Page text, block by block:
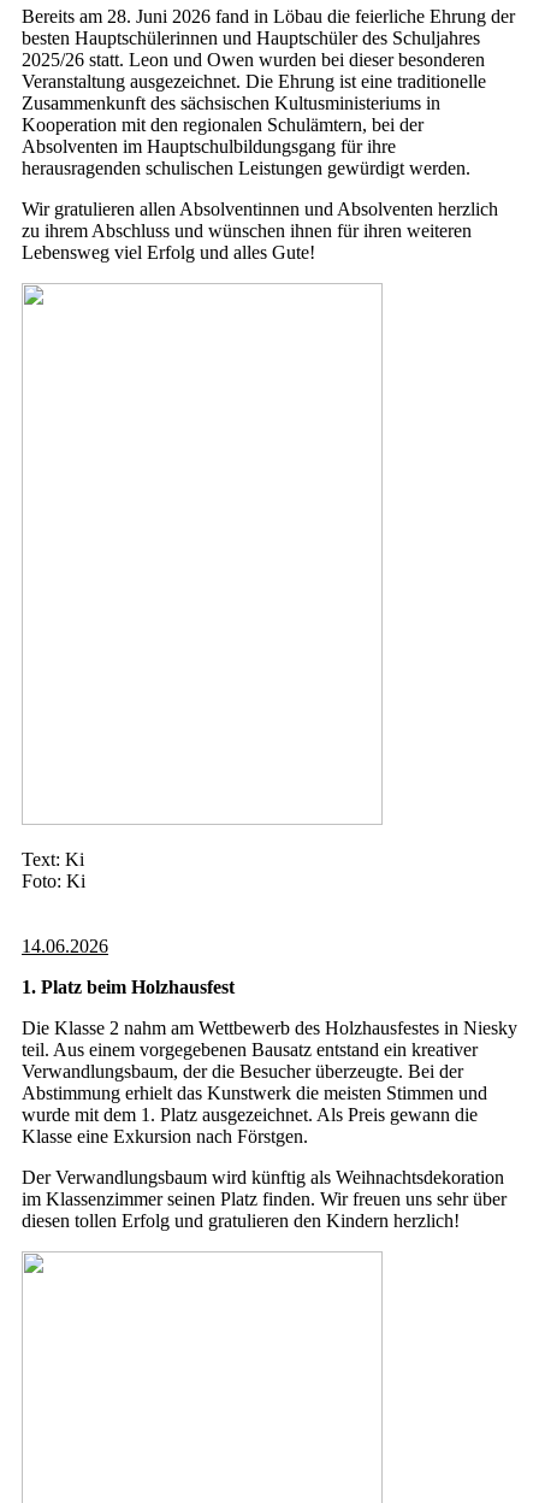
Bereits am 28. Juni 2026 fand in Löbau die feierliche Ehrung der
besten Hauptschülerinnen und Hauptschüler des Schuljahres
2025/26 statt. Leon und Owen wurden bei dieser besonderen
Veranstaltung ausgezeichnet. Die Ehrung ist eine traditionelle
Zusammenkunft des sächsischen Kultusministeriums in
Kooperation mit den regionalen Schulämtern, bei der
Absolventen im Hauptschulbildungsgang für ihre
herausragenden schulischen Leistungen gewürdigt werden.
Wir gratulieren allen Absolventinnen und Absolventen herzlich
zu ihrem Abschluss und wünschen ihnen für ihren weiteren
Lebensweg viel Erfolg und alles Gute!
Text: Ki
Foto: Ki
14.06.2026
1. Platz beim Holzhausfest
Die Klasse 2 nahm am Wettbewerb des Holzhausfestes in Niesky
teil. Aus einem vorgegebenen Bausatz entstand ein kreativer
Verwandlungsbaum, der die Besucher überzeugte. Bei der
Abstimmung erhielt das Kunstwerk die meisten Stimmen und
wurde mit dem 1. Platz ausgezeichnet. Als Preis gewann die
Klasse eine Exkursion nach Förstgen.
Der Verwandlungsbaum wird künftig als Weihnachtsdekoration
im Klassenzimmer seinen Platz finden. Wir freuen uns sehr über
diesen tollen Erfolg und gratulieren den Kindern herzlich!